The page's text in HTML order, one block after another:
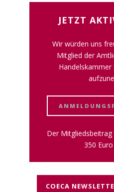
JETZT
Wir würden uns
Mitglied der
Der
350
COECA